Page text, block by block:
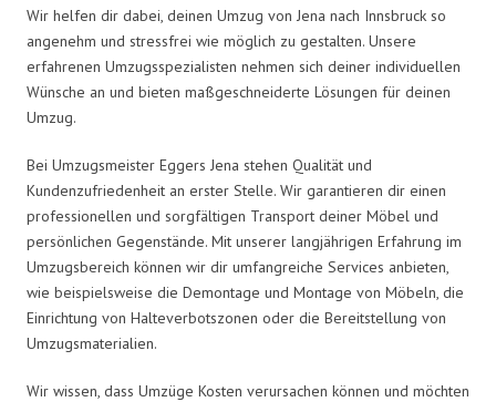
Wir helfen dir dabei, deinen Umzug von Jena nach Innsbruck so
angenehm und stressfrei wie möglich zu gestalten. Unsere
erfahrenen Umzugsspezialisten nehmen sich deiner individuellen
Wünsche an und bieten maßgeschneiderte Lösungen für deinen
Umzug.
Bei Umzugsmeister Eggers Jena stehen Qualität und
Kundenzufriedenheit an erster Stelle. Wir garantieren dir einen
professionellen und sorgfältigen Transport deiner Möbel und
persönlichen Gegenstände. Mit unserer langjährigen Erfahrung im
Umzugsbereich können wir dir umfangreiche Services anbieten,
wie beispielsweise die Demontage und Montage von Möbeln, die
Einrichtung von Halteverbotszonen oder die Bereitstellung von
Umzugsmaterialien.
Wir wissen, dass Umzüge Kosten verursachen können und möchten